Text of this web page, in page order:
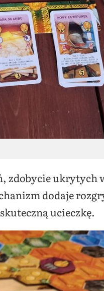
zdobycie ukrytych
dodaje
ucieczkę.